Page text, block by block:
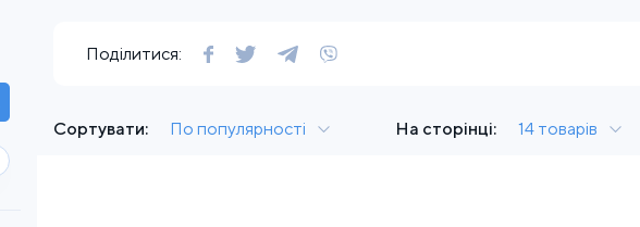
Поділитися:
Сортувати: По популярності На сторінці: 14 товарів